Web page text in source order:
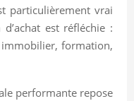
particulièrement vrai
est réfléchie :
immobilier, formation,
performante repose